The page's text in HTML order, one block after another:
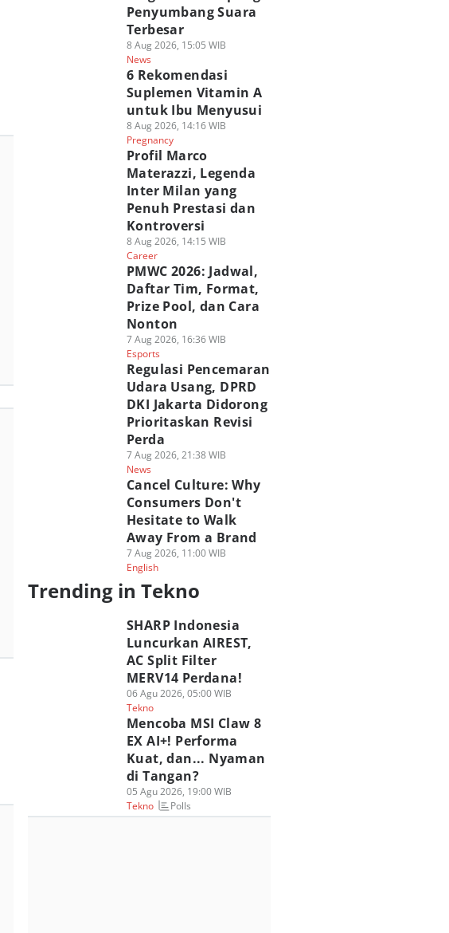
Penyumbang Suara
Terbesar
8 Aug 2026, 15:05 WIB
News
6 Rekomendasi
Suplemen Vitamin A
untuk Ibu Menyusui
8 Aug 2026, 14:16 WIB
Pregnancy
Profil Marco
Materazzi, Legenda
Inter Milan yang
Penuh Prestasi dan
Kontroversi
8 Aug 2026, 14:15 WIB
Career
PMWC 2026: Jadwal,
Daftar Tim, Format,
Prize Pool, dan Cara
Nonton
7 Aug 2026, 16:36 WIB
Esports
Regulasi Pencemaran
Udara Usang, DPRD
DKI Jakarta Didorong
Prioritaskan Revisi
Perda
7 Aug 2026, 21:38 WIB
News
Cancel Culture: Why
Consumers Don't
Hesitate to Walk
Away From a Brand
7 Aug 2026, 11:00 WIB
English
Trending in Tekno
SHARP Indonesia
Luncurkan AIREST,
AC Split Filter
MERV14 Perdana!
06 Agu 2026, 05:00 WIB
Tekno
Mencoba MSI Claw 8
EX AI+! Performa
Kuat, dan... Nyaman
di Tangan?
05 Agu 2026, 19:00 WIB
Tekno
Polls